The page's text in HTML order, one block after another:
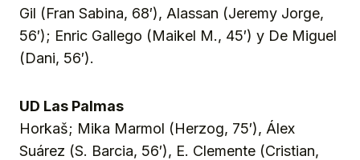
Gil (Fran Sabina, 68′), Alassan (Jeremy Jorge,
56′); Enric Gallego (Maikel M., 45′) y De Miguel
(Dani, 56′).
UD Las Palmas
Horkaš; Mika Marmol (Herzog, 75′), Álex
Suárez (S. Barcia, 56′), E. Clemente (Cristian,